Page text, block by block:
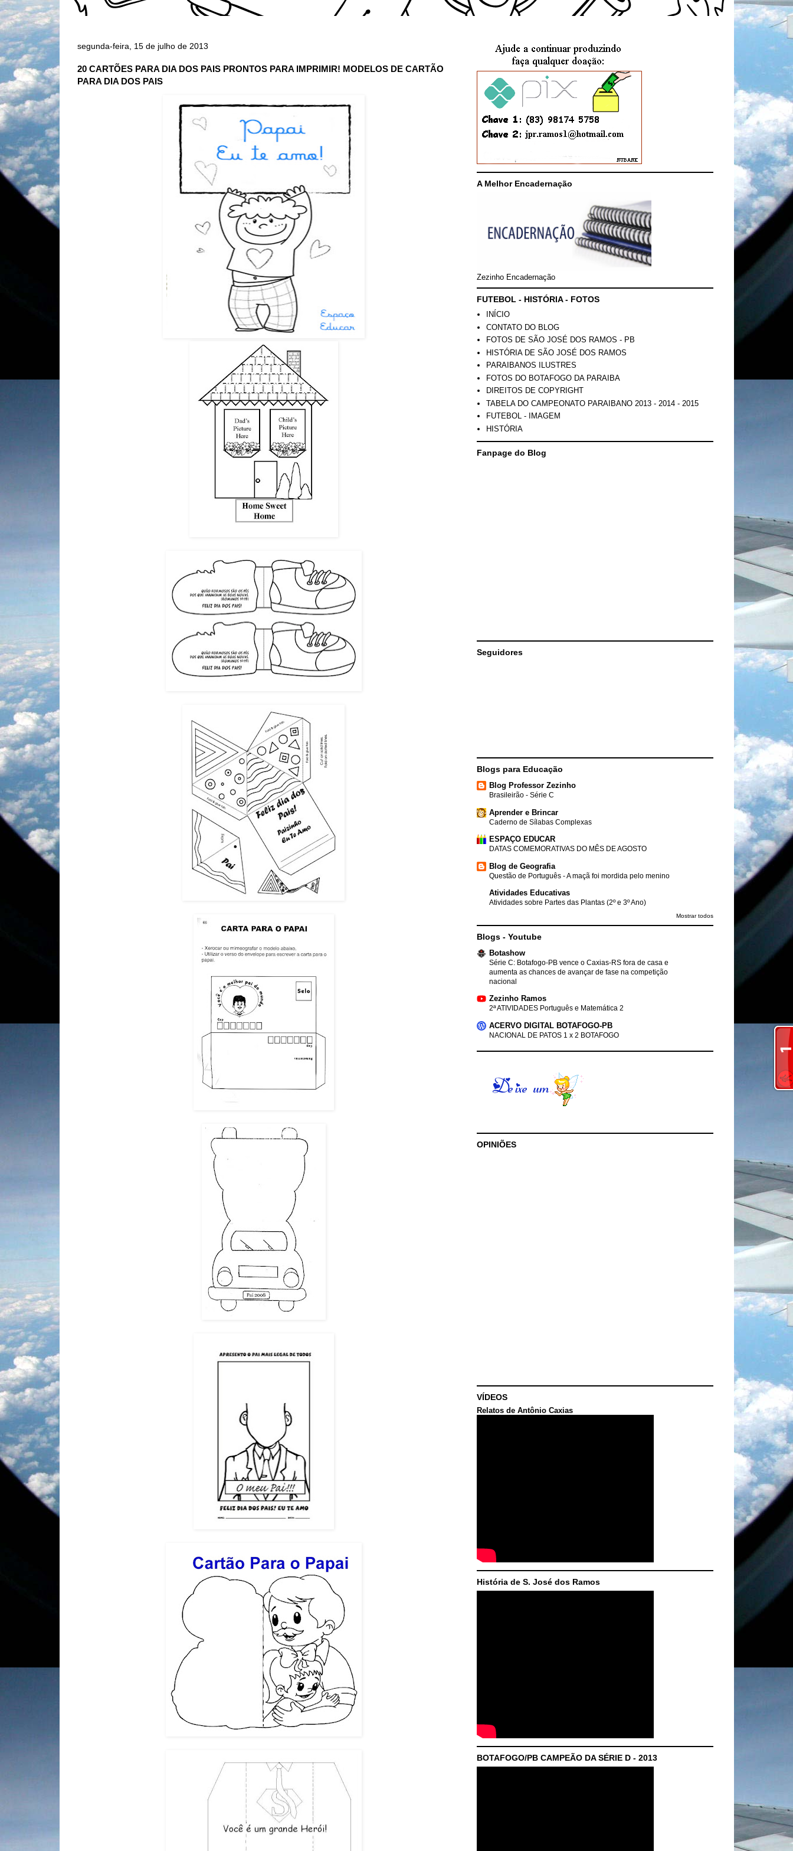
segunda-feira, 15 de julho de 2013
20 CARTÕES PARA DIA DOS PAIS PRONTOS PARA IMPRIMIR! MODELOS DE CARTÃO
PARA DIA DOS PAIS
A Melhor Encadernação
Zezinho Encadernação
FUTEBOL - HISTÓRIA - FOTOS
INÍCIO
CONTATO DO BLOG
FOTOS DE SÃO JOSÉ DOS RAMOS - PB
HISTÓRIA DE SÃO JOSÉ DOS RAMOS
PARAIBANOS ILUSTRES
FOTOS DO BOTAFOGO DA PARAIBA
DIREITOS DE COPYRIGHT
TABELA DO CAMPEONATO PARAIBANO 2013 - 2014 - 2015
FUTEBOL - IMAGEM
HISTÓRIA
Fanpage do Blog
Seguidores
Blogs para Educação
Blog Professor Zezinho
Brasileirão - Série C
Aprender e Brincar
Caderno de Sílabas Complexas
ESPAÇO EDUCAR
DATAS COMEMORATIVAS DO MÊS DE AGOSTO
Blog de Geografia
Questão de Português - A maçã foi mordida pelo menino
Atividades Educativas
Atividades sobre Partes das Plantas (2º e 3º Ano)
Mostrar todos
Blogs - Youtube
Botashow
Série C: Botafogo-PB vence o Caxias-RS fora de casa e
aumenta as chances de avançar de fase na competição
nacional
Zezinho Ramos
2ª ATIVIDADES Português e Matemática 2
ACERVO DIGITAL BOTAFOGO-PB
NACIONAL DE PATOS 1 x 2 BOTAFOGO
OPINIÕES
VÍDEOS
Relatos de Antônio Caxias
História de S. José dos Ramos
BOTAFOGO/PB CAMPEÃO DA SÉRIE D - 2013